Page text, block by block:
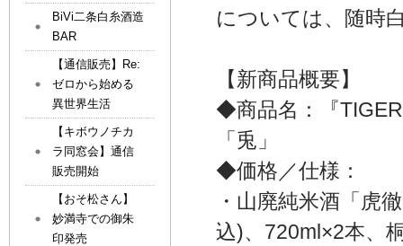
については、随時
【新商品概要】
◆商品名：『
「兎」
◆価格／仕様：
・山廃純米酒「虎
込)、720ml×2本、
BiVi二条白糸酒造
BAR
【通信販売】Re:
ゼロから始める
異世界生活
【キボウノチカ
ラ同窓会】通信
販売開始
【おそ松さん】
妙満寺での御朱
印発売